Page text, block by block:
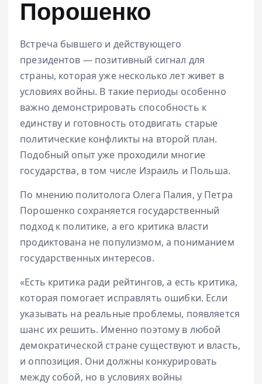
Порошенко
Встреча бывшего и действующего
президентов — позитивный сигнал для
страны, которая уже несколько лет живет в
условиях войны. В такие периоды особенно
важно демонстрировать способность к
единству и готовность отодвигать старые
политические конфликты на второй план.
Подобный опыт уже проходили многие
государства, в том числе Израиль и Польша.
По мнению политолога Олега Палия, у Петра
Порошенко сохраняется государственный
подход к политике, а его критика власти
продиктована не популизмом, а пониманием
государственных интересов.
«Есть критика ради рейтингов, а есть критика,
которая помогает исправлять ошибки. Если
указывать на реальные проблемы, появляется
шанс их решить. Именно поэтому в любой
демократической стране существуют и власть,
и оппозиция. Они должны конкурировать
между собой, но в условиях войны